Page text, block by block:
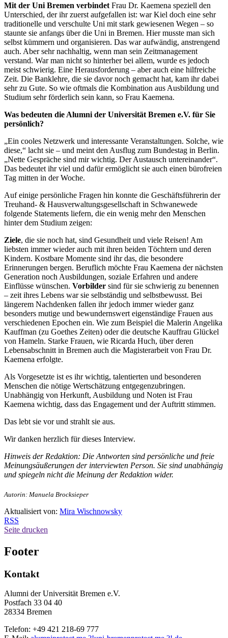
Mit der Uni Bremen verbindet Frau Dr. Kaemena speziell den
Unterschied, der ihr zuerst aufgefallen ist: war Kiel doch eine sehr
traditionelle und verschulte Uni mit stark gewiesenen Wegen – so
staunte sie anfangs über die Uni in Bremen. Hier musste man sich
selbst kümmern und organisieren. Das war aufwändig, anstrengend
auch. Aber sehr nachhaltig, wenn man sein Zeitmanagement
verstand. War man nicht so hinterher bei allem, wurde es jedoch
meist schwierig. Eine Herausforderung – aber auch eine hilfreiche
Zeit. Die Banklehre, die sie davor noch gemacht hat, kam ihr dabei
sehr zu Gute. So wie oftmals die Kombination aus Ausbildung und
Studium sehr förderlich sein kann, so Frau Kaemena.
Was bedeuten die Alumni der Universität Bremen e.V. für Sie
persönlich?
„Ein cooles Netzwerk und interessante Veranstaltungen. Solche, wie
diese,“ lacht sie – und meint den Ausflug zum Bundestag in Berlin.
„Nette Gespräche sind mir wichtig. Der Austausch untereinander“.
Das bedeutet ihr viel und dafür ermöglicht sie auch einen bürofreien
Tag mitten in der Woche.
Auf einige persönliche Fragen hin konnte die Geschäftsführerin der
Treuhand- & Hausverwaltungsgesellschaft in Schwanewede
folgende Statements liefern, die ein wenig mehr den Menschen
hinter dem Studium zeigen:
Ziele, die sie noch hat, sind Gesundheit und viele Reisen! Am
liebsten immer wieder auch mit ihren beiden Töchtern und deren
Kindern. Kostbare Momente sind ihr das, die besondere
Erinnerungen bergen. Beruflich möchte Frau Kaemena der nächsten
Generation noch Ausbildungen, soziale Erfahren und andere
Einflüsse wünschen. Vorbilder sind für sie schwierig zu benennen
– zeit ihres Lebens war sie selbständig und selbstbewusst. Bei
längerem Nachdenken fallen ihr jedoch immer wieder ganz
besonders mutige und bewundernswert eigenständige Frauen aus
verschiedenen Epochen ein. Wie zum Beispiel die Malerin Angelika
Kauffman (zu Goethes Zeiten) oder die deutsche Kauffrau Glückel
von Hameln. Starke Frauen, wie Ricarda Huch, über deren
Lebensabschnitt in Bremen auch die Magisterarbeit von Frau Dr.
Kaemena erfolgte.
Als Vorgesetzte ist es ihr wichtig, talentierten und besonderen
Menschen die nötige Wertschätzung entgegenzubringen.
Unabhängig von Herkunft, Ausbildung und Noten ist Frau
Kaemena wichtig, dass das Engagement und der Auftritt stimmen.
Das lebt sie vor und strahlt sie aus.
Wir danken herzlich für dieses Interview.
Hinweis der Redaktion: Die Antworten sind persönliche und freie
Meinungsäußerungen der interviewten Person. Sie sind unabhängig
und spiegeln nicht die Meinung der Redaktion wider.
Autorin: Manuela Brocksieper
Aktualisiert von: Mira Wischnowsky
RSS
Seite drucken
Footer
Kontakt
Alumni der Universität Bremen e.V.
Postfach 33 04 40
28334 Bremen
Telefon: +49 421 218-69 777